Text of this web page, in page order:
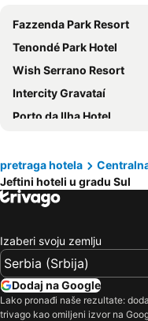
Fazzenda Park Resort
Tenondé Park Hotel
Wish Serrano Resort
Intercity Gravataí
Porto da Ilha Hotel
Kennedy Executive Hotel
Le CanarD Joinville
pretraga hotela
Jeftini hoteli u gradu Sul
Izaberi svoju zemlju
Dodaj na Google
Lako pronađi naše rezultate:
trivago kao omiljeni izvor na